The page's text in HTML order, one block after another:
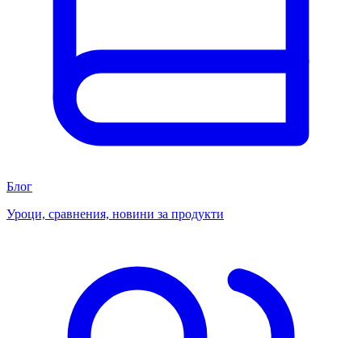
Блог
Уроци, сравнения, новини за продукти